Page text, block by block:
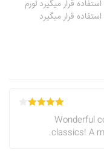
قرار میگیرد لورم
قرار میگیرد
5
Wonderful
classics! A